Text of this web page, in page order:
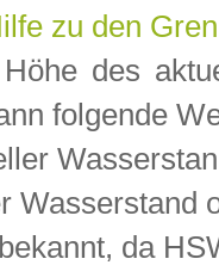
zu den
des
folgende
Wasserstand
da